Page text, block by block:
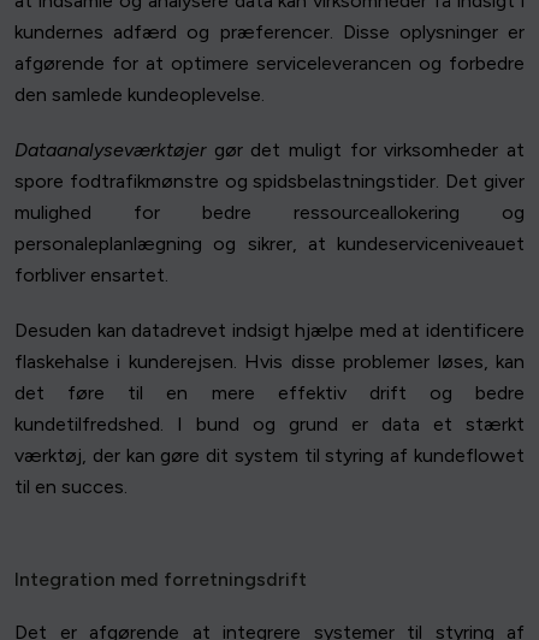
kundernes adfærd og præferencer. Disse oplysninger er
afgørende for at optimere serviceleverancen og forbedre
den samlede kundeoplevelse.
Dataanalyseværktøjergør det muligt for virksomheder at
spore fodtrafikmønstre og spidsbelastningstider. Det giver
mulighed for bedre ressourceallokering og
personaleplanlægning og sikrer, at kundeserviceniveauet
forbliver ensartet.
Desuden kan datadrevet indsigt hjælpe med at identificere
flaskehalse i kunderejsen. Hvis disse problemer løses, kan
det føre til en mere effektiv drift og bedre
kundetilfredshed. I bund og grund er data et stærkt
værktøj, der kan gøre dit system til styring af kundeflowet
til en succes.
Integration med forretningsdrift
Det er afgørende at integrere systemer til styring af